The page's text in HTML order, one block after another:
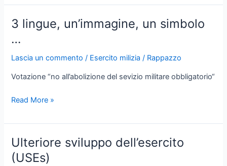
della
Croce
Rossa
3 lingue, un’immagine, un simbolo
…
Lascia un commento / Esercito milizia / Rappazzo
Votazione “no all’abolizione del sevizio militare obbligatorio“
3
un’immagine,
un
simbolo
…
Read More »
Ulteriore sviluppo dell’esercito
(USEs)